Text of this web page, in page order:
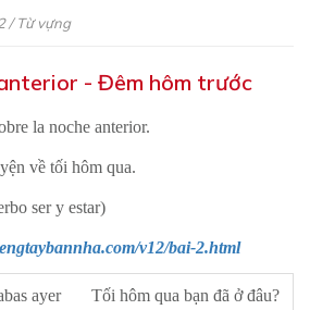
/Từ vựng
- Đêm hôm trước
la noche anterior.
về tối hôm qua.
ser y estar)
v12/bai-2.html
ayer
Tối hôm qua bạn đã ở đâu?